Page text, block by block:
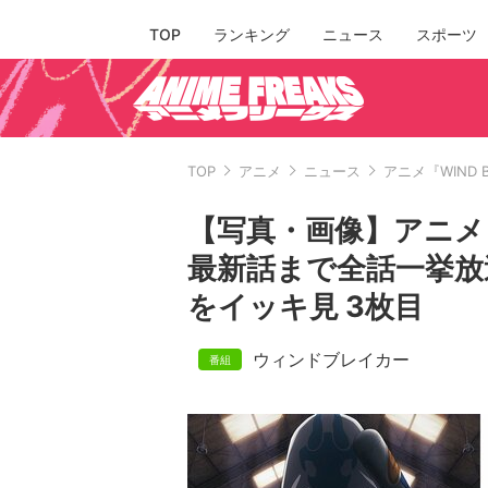
TOP ランキング ニュース スポーツ
TOP アニメ ニュース アニメ『WIND
【写真・画像】アニ
最新話まで全話一挙
をイッキ見 3枚目
ウィンドブレイカー